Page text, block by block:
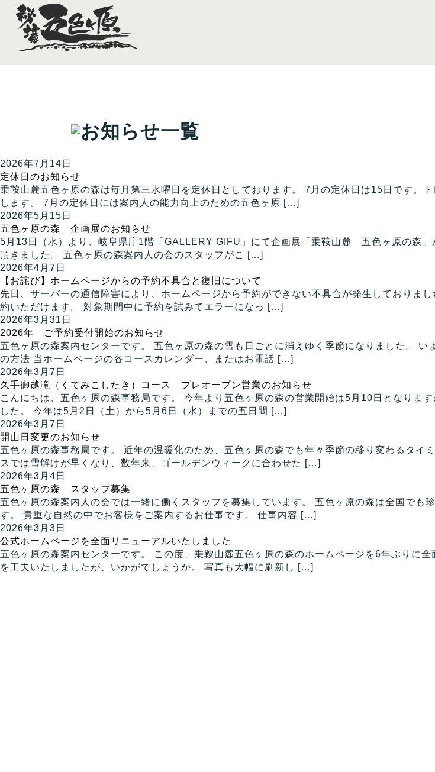
2026年7月14日
定休日のお知らせ
乗鞍山麓五色ヶ原の森は毎月第三水曜日を定休日としております。 7月の定休日は15日です。
します。 7月の定休日には案内人の能力向上のための五色ヶ原 […]
2026年5月15日
五色ヶ原の森 企画展のお知らせ
5月13日（水）より、岐阜県庁1階「GALLERY GIFU」にて企画展「乗鞍山麓 五色ヶ原の森
頂きました。 五色ヶ原の森案内人の会のスタッフがこ […]
2026年4月7日
【お詫び】ホームページからの予約不具合と復旧について
先日、サーバーの通信障害により、ホームページから予約ができない不具合が発生しておりま
約いただけます。 対象期間中に予約を試みてエラーになっ […]
2026年3月31日
2026年 ご予約受付開始のお知らせ
五色ヶ原の森案内センターです。 五色ヶ原の森の雪も日ごとに消えゆく季節になりました。
の方法 当ホームページの各コースカレンダー、またはお電話 […]
2026年3月7日
久手御越滝（くてみこしたき）コース プレオープン営業のお知らせ
こんにちは、五色ヶ原の森事務局です。 今年より五色ヶ原の森の営業開始は5月10日となりま
した。 今年は5月2日（土）から5月6日（水）までの五日間 […]
2026年3月7日
開山日変更のお知らせ
五色ヶ原の森事務局です。 近年の温暖化のため、五色ヶ原の森でも年々季節の移り変わるタ
スでは雪解けが早くなり、数年来、ゴールデンウィークに合わせた […]
2026年3月4日
五色ヶ原の森 スタッフ募集
五色ヶ原の森案内人の会では一緒に働くスタッフを募集しています。 五色ヶ原の森は全国で
す。 貴重な自然の中でお客様をご案内するお仕事です。 仕事内容 […]
2026年3月3日
公式ホームページを全面リニューアルいたしました
五色ヶ原の森案内センターです。 この度、乗鞍山麓五色ヶ原の森のホームページを6年ぶりに
を工夫いたしましたが、いかがでしょうか。 写真も大幅に刷新し […]